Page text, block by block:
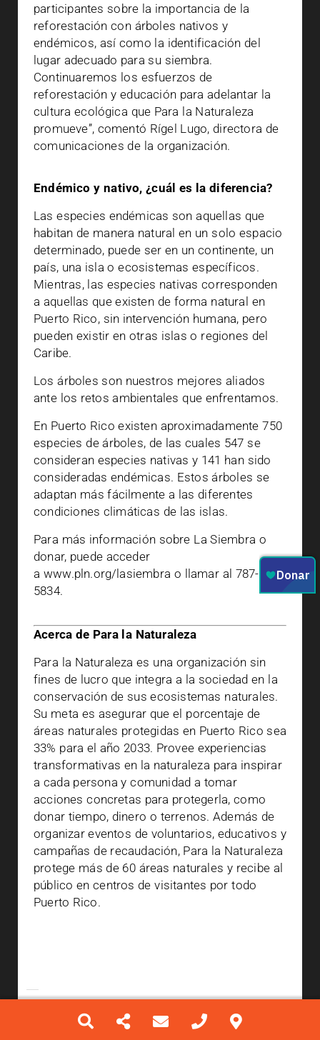
participantes sobre la importancia de la
reforestación con árboles nativos y
endémicos, así como la identificación del
lugar adecuado para su siembra.
Continuaremos los esfuerzos de
reforestación y educación para adelantar la
cultura ecológica que Para la Naturaleza
promueve”, comentó Rígel Lugo, directora de
comunicaciones de la organización.
Endémico y nativo, ¿cuál es la diferencia?
Las especies endémicas son aquellas que
habitan de manera natural en un solo espacio
determinado, puede ser en un continente, un
país, una isla o ecosistemas específicos.
Mientras, las especies nativas corresponden
a aquellas que existen de forma natural en
Puerto Rico, sin intervención humana, pero
pueden existir en otras islas o regiones del
Caribe.
Los árboles son nuestros mejores aliados
ante los retos ambientales que enfrentamos.
En Puerto Rico existen aproximadamente 750
especies de árboles, de las cuales 547 se
consideran especies nativas y 141 han sido
consideradas endémicas. Estos árboles se
adaptan más fácilmente a las diferentes
condiciones climáticas de las islas.
Para más información sobre La Siembra o
donar, puede acceder
a www.pln.org/lasiembra o llamar al 787-722-
5834.
Acerca de Para la Naturaleza
Para la Naturaleza es una organización sin
fines de lucro que integra a la sociedad en la
conservación de sus ecosistemas naturales.
Su meta es asegurar que el porcentaje de
áreas naturales protegidas en Puerto Rico sea
33% para el año 2033. Provee experiencias
transformativas en la naturaleza para inspirar
a cada persona y comunidad a tomar
acciones concretas para protegerla, como
donar tiempo, dinero o terrenos. Además de
organizar eventos de voluntarios, educativos y
campañas de recaudación, Para la Naturaleza
protege más de 60 áreas naturales y recibe al
público en centros de visitantes por todo
Puerto Rico.